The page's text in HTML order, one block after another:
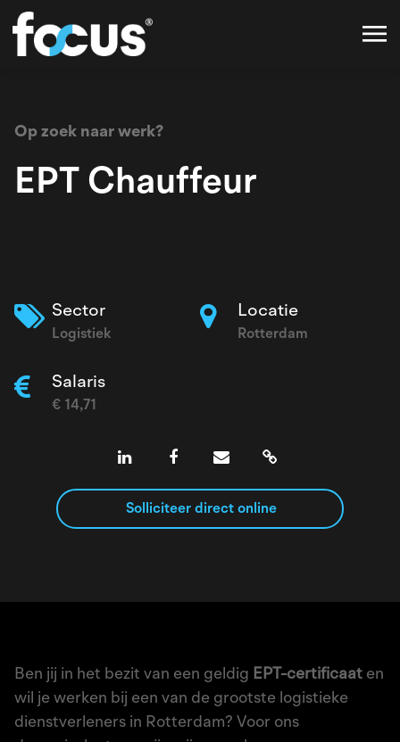
Op zoek naar werk?
EPT Chauffeur
Sector
Logistiek
Locatie
Rotterdam
Salaris
€ 14,71
Solliciteer direct online
Ben jij in het bezit van een geldig EPT-certificaat en
wil je werken bij een van de grootste logistieke
dienstverleners in Rotterdam? Voor ons